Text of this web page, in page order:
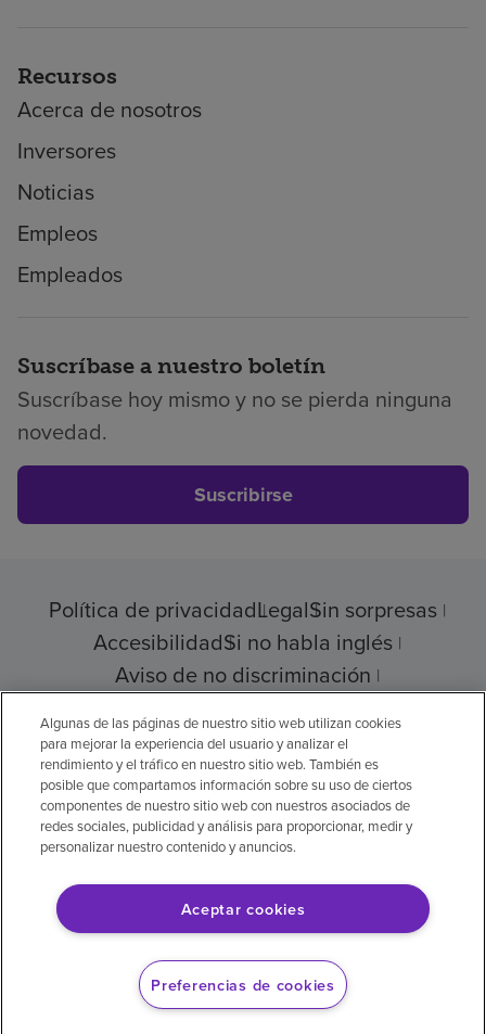
Recursos
Acerca de nosotros
Inversores
Noticias
Empleos
Empleados
Suscríbase a nuestro boletín
Suscríbase hoy mismo y no se pierda ninguna
novedad.
Suscribirse
Política de privacidadLegalSin sorpresas
AccesibilidadSi no habla inglés
Aviso de no discriminación
© 2026 Encompass Health Corporation
Preferencias de cookies
Aviso legal: Se tradujo con la ayuda de
inteligencia artificial (IA). La versión en inglés
es la versión oficial.
Algunas de las páginas de nuestro sitio web utilizan cookies
para mejorar la experiencia del usuario y analizar el
rendimiento y el tráfico en nuestro sitio web. También es
posible que compartamos información sobre su uso de ciertos
componentes de nuestro sitio web con nuestros asociados de
redes sociales, publicidad y análisis para proporcionar, medir y
personalizar nuestro contenido y anuncios.
Aceptar cookies
Preferencias de cookies